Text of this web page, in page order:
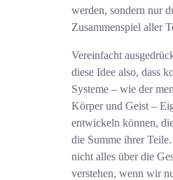
werden, sondern nur
Zusammenspiel aller
Vereinfacht
diese Idee also, dass
Systeme – wie der
Körper und Geist –
entwickeln können,
die Summe ihrer
nicht alles über die
verstehen, wenn wir